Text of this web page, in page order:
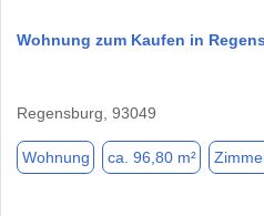
Wohnung zum Kaufen in
Regensburg, 93049
Wohnung ca. 96,80 m²